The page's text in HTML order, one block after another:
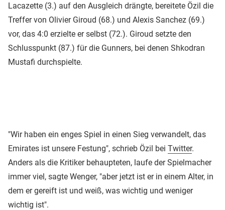
Lacazette (3.) auf den Ausgleich drängte, bereitete Özil die
Treffer von Olivier Giroud (68.) und Alexis Sanchez (69.)
vor, das 4:0 erzielte er selbst (72.). Giroud setzte den
Schlusspunkt (87.) für die Gunners, bei denen Shkodran
Mustafi durchspielte.
"Wir haben ein enges Spiel in einen Sieg verwandelt, das
Emirates ist unsere Festung", schrieb Özil bei Twitter.
Anders als die Kritiker behaupteten, laufe der Spielmacher
immer viel, sagte Wenger, "aber jetzt ist er in einem Alter, in
dem er gereift ist und weiß, was wichtig und weniger
wichtig ist".